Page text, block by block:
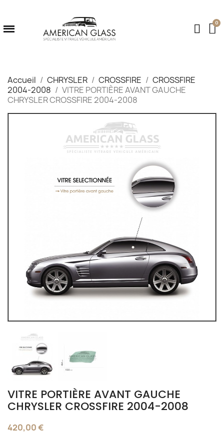
Accueil CHRYSLER CROSSFIRE
CROSSFIRE
2004-2008
VITRE PORTIÈRE AVANT GAUCHE
CHRYSLER CROSSFIRE 2004-2008
VITRE PORTIÈRE AVANT GAUCHE
CHRYSLER CROSSFIRE 2004-2008
420,00 €